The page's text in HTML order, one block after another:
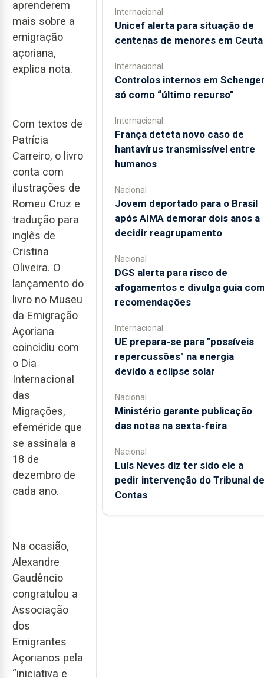
aprenderem
mais sobre a
emigração
açoriana,
explica nota.
Com textos de
Patrícia
Carreiro, o livro
conta com
ilustrações de
Romeu Cruz e
tradução para
inglês de
Cristina
Oliveira. O
lançamento do
livro no Museu
da Emigração
Açoriana
coincidiu com
o Dia
Internacional
das
Migrações,
efeméride que
se assinala a
18 de
dezembro de
cada ano.
Na ocasião,
Alexandre
Gaudêncio
congratulou a
Associação
dos
Emigrantes
Açorianos pela
“iniciativa e
Internacional
Unicef alerta para situação de
centenas de menores em Ceuta
Internacional
Controlos internos em
só como “último recurso”
Internacional
França deteta novo caso de
hantavírus transmissível entre
humanos
Nacional
Jovem deportado para o Brasil
após AIMA demorar dois anos a
decidir reagrupamento
Nacional
DGS alerta para risco de
afogamentos e divulga guia
recomendações
Internacional
UE prepara-se para "possíveis
repercussões" na energia
devido a eclipse solar
Nacional
Ministério garante publicação
das notas na sexta-feira
Nacional
Luís Neves diz ter sido ele a
pedir intervenção do Tribunal de
Contas